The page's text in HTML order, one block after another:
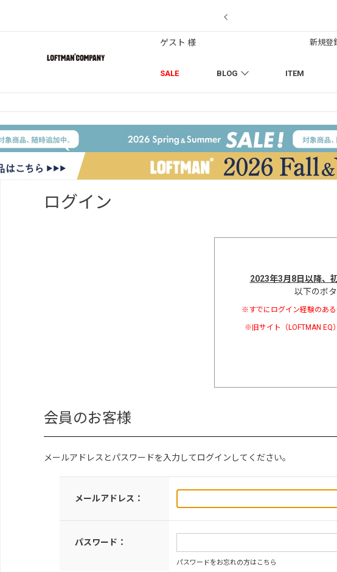
SALE BLOG ITEM
ゲスト 様 新規登
ログイン
2023年3月8日以降、
以下のボ
※すでにログイン経験のある
※旧サイト（LOFTMAN EQ
会員のお客様
メールアドレスとパスワードを入力してログインしてください。
メールアドレス：
パスワード：
パスワードをお忘れの方はこちら